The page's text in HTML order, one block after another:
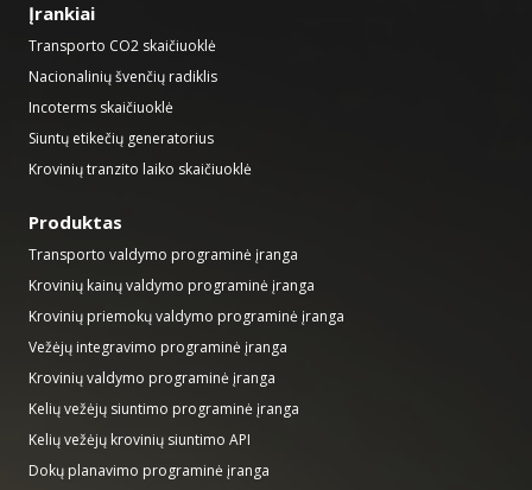
Įrankiai
Transporto CO2 skaičiuoklė
Nacionalinių švenčių radiklis
Incoterms skaičiuoklė
Siuntų etikečių generatorius
Krovinių tranzito laiko skaičiuoklė
Produktas
Transporto valdymo programinė įranga
Krovinių kainų valdymo programinė įranga
Krovinių priemokų valdymo programinė įranga
Vežėjų integravimo programinė įranga
Krovinių valdymo programinė įranga
Kelių vežėjų siuntimo programinė įranga
Kelių vežėjų krovinių siuntimo API
Dokų planavimo programinė įranga